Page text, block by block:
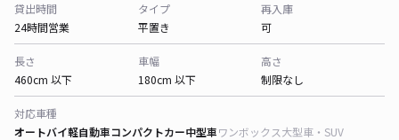
貸出時間
24時間営業
タイプ
平置き
再入庫
可
長さ
460cm 以下
車幅
180cm 以下
高さ
制限なし
対応車種
オートバイ軽自動車コンパクトカー中型車ワンボックス大型車・SUV